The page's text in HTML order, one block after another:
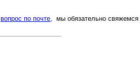
вопрос по почте, мы обязательно